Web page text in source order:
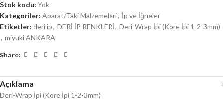
Stok kodu: Yok
Kategoriler: Aparat/Taki Malzemeleri, İp ve İğneler
Etiketler: deri ip, DERİ İP RENKLERİ, Deri-Wrap İpi (Kore İpi 1-2-3mm)
, miyuki ANKARA
Share:
Açıklama
Deri-Wrap İpi (Kore İpi 1-2-3mm)